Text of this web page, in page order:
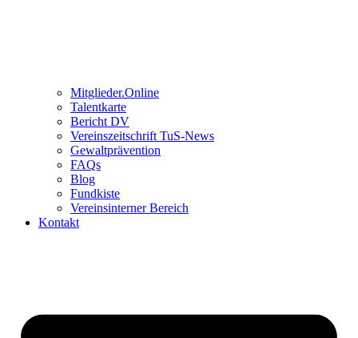
Mitglieder.Online
Talentkarte
Bericht DV
Vereinszeitschrift TuS-News
Gewaltprävention
FAQs
Blog
Fundkiste
Vereinsinterner Bereich
Kontakt